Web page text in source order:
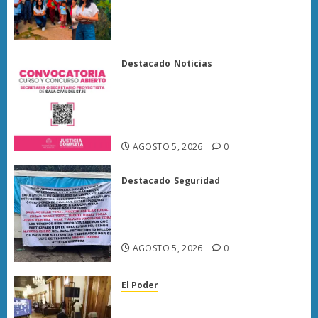
Destacado Noticias
AGOSTO 5, 2026 0
Destacado Seguridad
AGOSTO 5, 2026 0
El Poder